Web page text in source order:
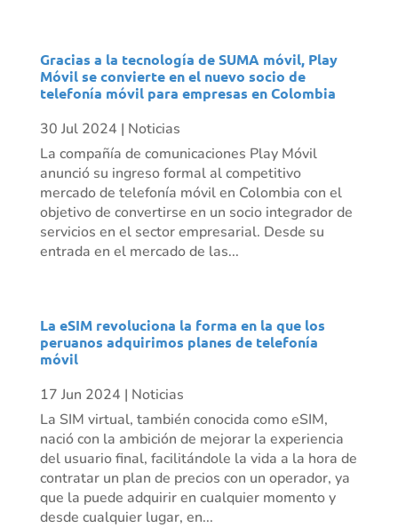
Gracias a la tecnología de SUMA móvil, Play
Móvil se convierte en el nuevo socio de
telefonía móvil para empresas en Colombia
30 Jul 2024 | Noticias
La compañía de comunicaciones Play Móvil
anunció su ingreso formal al competitivo
mercado de telefonía móvil en Colombia con el
objetivo de convertirse en un socio integrador de
servicios en el sector empresarial. Desde su
entrada en el mercado de las...
La eSIM revoluciona la forma en la que los
peruanos adquirimos planes de telefonía
móvil
17 Jun 2024 | Noticias
La SIM virtual, también conocida como eSIM,
nació con la ambición de mejorar la experiencia
del usuario final, facilitándole la vida a la hora de
contratar un plan de precios con un operador, ya
que la puede adquirir en cualquier momento y
desde cualquier lugar, en...